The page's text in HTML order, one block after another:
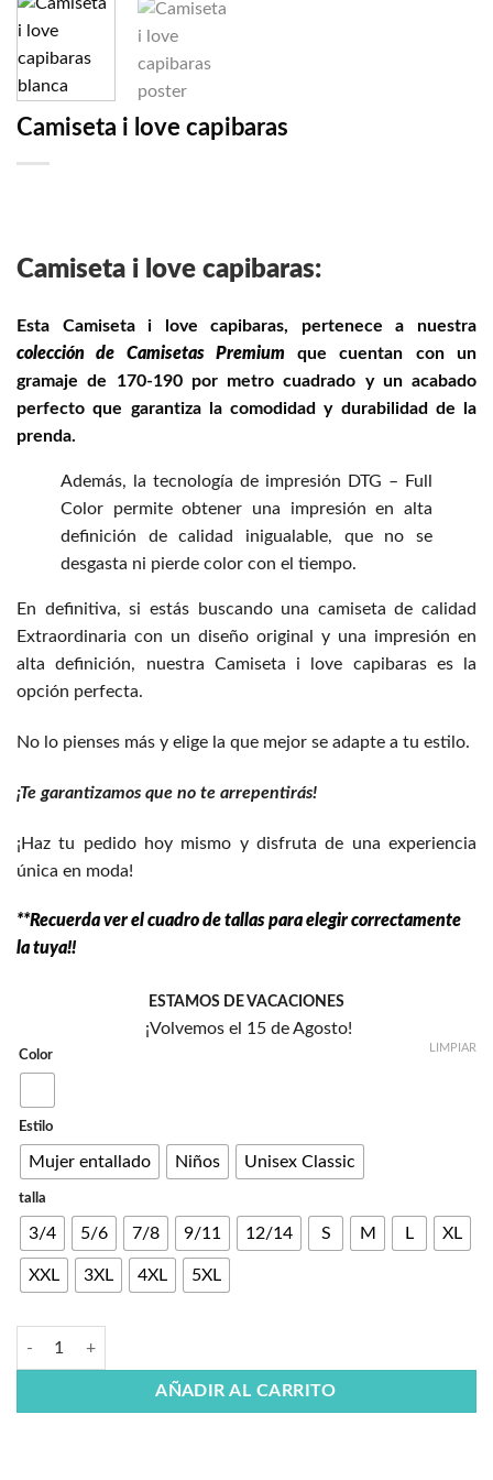
Camiseta i love capibaras
Camiseta i love capibaras:
Esta Camiseta i love capibaras, pertenece a nuestra
colección de Camisetas Premium que cuentan con un
gramaje de 170-190 por metro cuadrado y un acabado
perfecto que garantiza la comodidad y durabilidad de la
prenda.
Además, la tecnología de impresión DTG – Full
Color permite obtener una impresión en alta
definición de calidad inigualable, que no se
desgasta ni pierde color con el tiempo.
En definitiva, si estás buscando una camiseta de calidad
Extraordinaria con un diseño original y una impresión en
alta definición, nuestra Camiseta i love capibaras es la
opción perfecta.
No lo pienses más y elige la que mejor se adapte a tu estilo.
¡Te garantizamos que no te arrepentirás!
¡Haz tu pedido hoy mismo y disfruta de una experiencia
única en moda!
**Recuerda ver el cuadro de tallas para elegir correctamente
la tuya!!
ESTAMOS DE VACACIONES
¡Volvemos el 15 de Agosto!
Color
Estilo
Mujer entallado Niños Unisex Classic
talla
3/4 5/6 7/8 9/11 12/14 S M L XL
XXL 3XL 4XL 5XL
LIMPIAR
AÑADIR AL CARRITO